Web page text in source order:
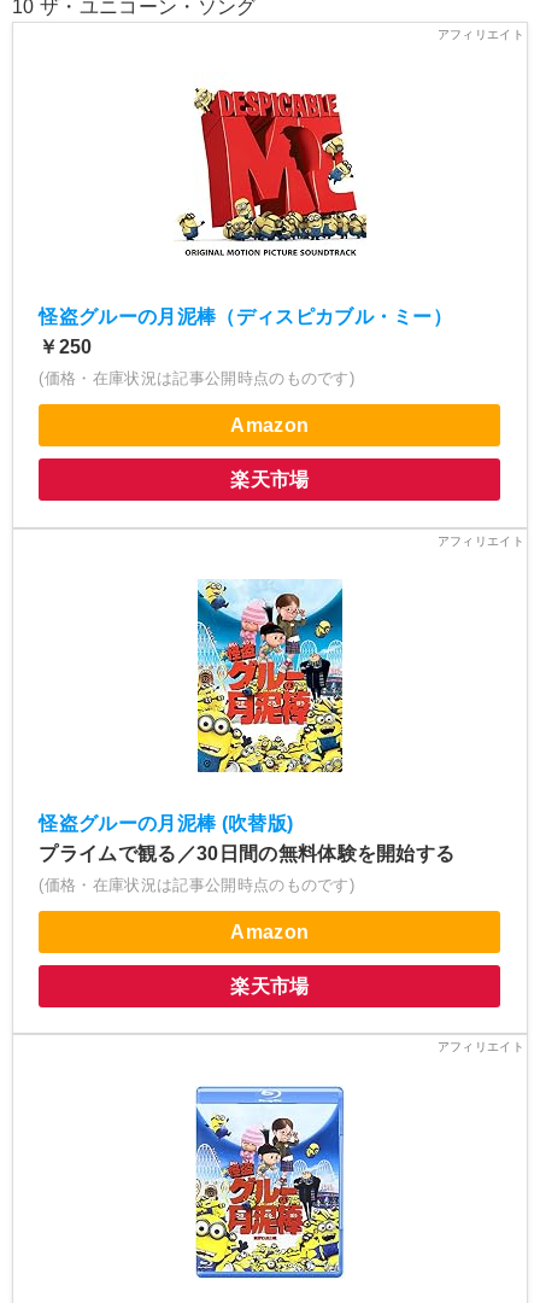
10 ザ・ユニコーン・ソング
怪盗グルーの月泥棒（ディスピカブル・ミー）
￥250
(価格・在庫状況は記事公開時点のものです)
Amazon
楽天市場
怪盗グルーの月泥棒 (吹替版)
プライムで観る／30日間の無料体験を開始する
(価格・在庫状況は記事公開時点のものです)
Amazon
楽天市場